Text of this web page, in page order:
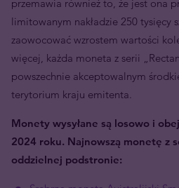
przemawia również to, że jest ona
limitowanym nakładzie 250 tysięcy
zaowocować wzrostem wartości
więcej, każda moneta z serii
powszechnie akceptowalnym
terytorium kraju emitenta.
Monety wysyłane są losowo i
2024 roku. Najnowszą monetę z
oddzielnej podstronie: